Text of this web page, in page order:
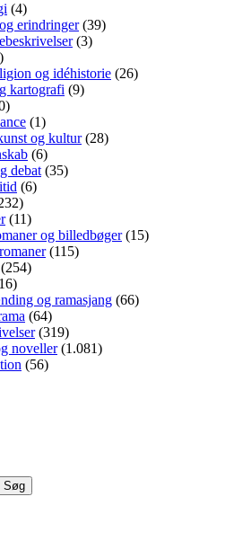
(4)
erindringer(39)
(3)
og idéhistorie (26)
kartografi (9)
(1)
og kultur(28)
(6)
debat (35)
(6)
(11)
og billedbøger(15)
(115)
(254)
og ramasjang (66)
(64)
(319)
noveller(1.081)
(56)